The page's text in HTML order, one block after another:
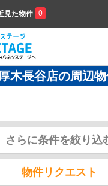
見た物件 0
木長谷店の周辺
さらに条件を絞り込
物件リクエスト